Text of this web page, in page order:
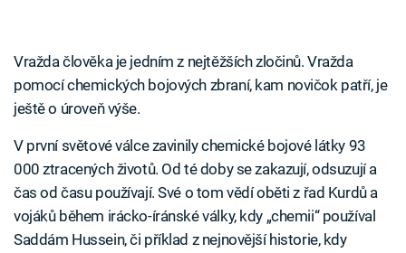
Vražda člověka je jedním z nejtěžších zločinů. Vražda
pomocí chemických bojových zbraní, kam novičok patří, je
ještě o úroveň výše.
V první světové válce zavinily chemické bojové látky 93
000 ztracených životů. Od té doby se zakazují, odsuzují a
čas od času používají. Své o tom vědí oběti z řad Kurdů a
vojáků během irácko-íránské války, kdy „chemii“ používal
Saddám Hussein, či příklad z nejnovější historie, kdy